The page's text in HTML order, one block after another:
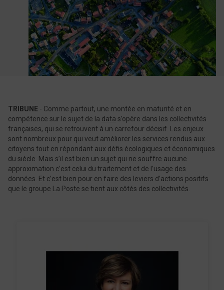
TRIBUNE - Comme partout, une montée en maturité et en
compétence sur le sujet de la data s’opère dans les collectivités
françaises, qui se retrouvent à un carrefour décisif. Les enjeux
sont nombreux pour qui veut améliorer les services rendus aux
citoyens tout en répondant aux défis écologiques et économiques
du siècle. Mais s’il est bien un sujet qui ne souffre aucune
approximation c’est celui du traitement et de l’usage des
données. Et c’est bien pour en faire des leviers d’actions positifs
que le groupe La Poste se tient aux côtés des collectivités.